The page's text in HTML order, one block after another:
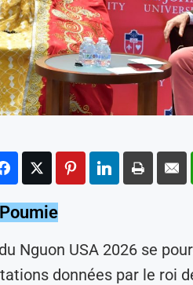
Nguon USA 2026 se
données par le roi